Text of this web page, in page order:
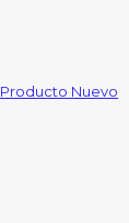
Producto Nuevo